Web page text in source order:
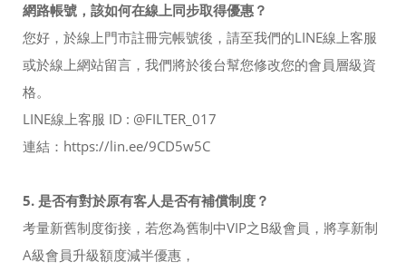
網路帳號，該如何在線上同步取得優惠？
您好，於線上門市註冊完帳號後，請至我們的LINE線上客服
或於線上網站留言，我們將於後台幫您修改您的會員層級資
格。
LINE線上客服 ID : @FILTER_017
連結：https://lin.ee/9CD5w5C
5. 是否有對於原有客人是否有補償制度？
考量新舊制度銜接，若您為舊制中VIP之B級會員，將享新制
A級會員升級額度減半優惠，